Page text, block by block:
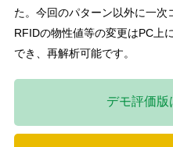
た。今回のパターン以外に一次
RFIDの物性値等の変更はPC上
でき、再解析可能です。
デモ評価版